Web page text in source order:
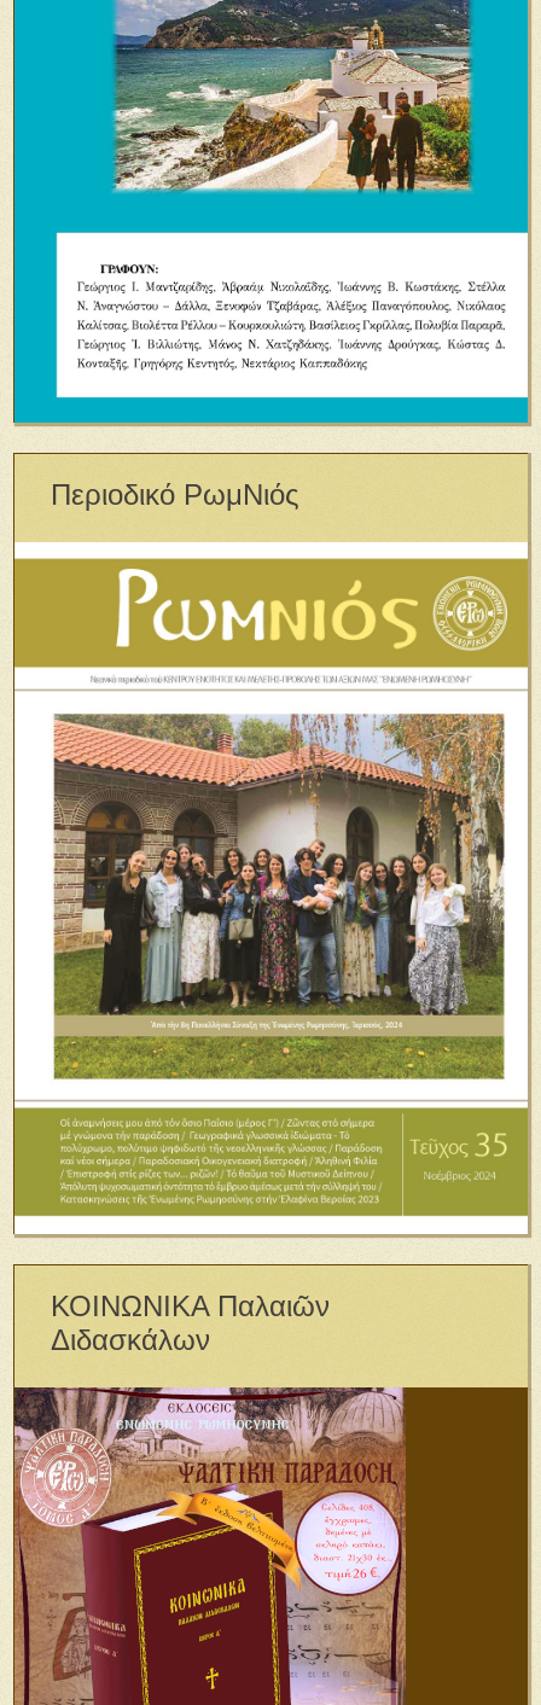
Περιοδικό ΡωμΝιός
ΚΟΙΝΩΝΙΚΑ Παλαιῶν
Διδασκάλων